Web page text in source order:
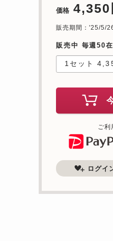
価格 4,350
販売期間：'25/5/
販売中 毎週50
ご利
ログイ